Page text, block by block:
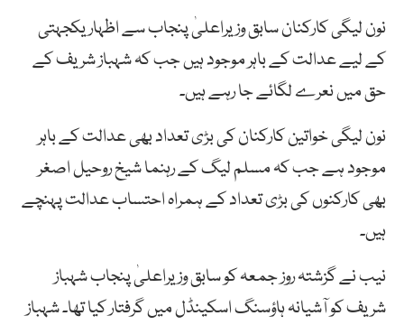
نون لیگی کارکنان سابق وزیراعلیٰ پنجاب سے اظہار یکجہتی
کے لیے عدالت کے باہر موجود ہیں جب کہ شہباز شریف کے
حق میں نعرے لگائے جا رہے ہیں۔
نون لیگی خواتین کارکنان کی بڑی تعداد بھی عدالت کے باہر
موجود ہے جب کہ مسلم لیگ کے رہنما شیخ روحیل اصغر
بھی کارکنوں کی بڑی تعداد کے ہمراہ احتساب عدالت پہنچے
ہیں۔
نیب نے گزشتہ روز جمعہ کو سابق وزیراعلیٰ پنجاب شہباز
شریف کو آشیانہ ہاؤسنگ اسکینڈل میں گرفتار کیا تھا۔ شہباز